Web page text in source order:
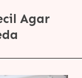
Agar